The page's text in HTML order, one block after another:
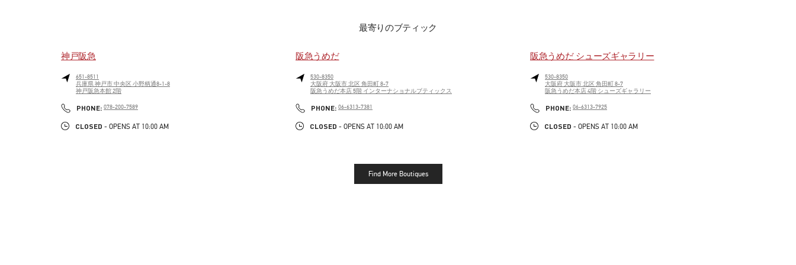
最寄りのブティック
神戸阪急
651-8511
兵庫県神戸市中央区 小野柄通8-1-8
神戸阪急本館 2階
PHONE: PHONE
078-200-7589
CLOSED - OPENS AT 10:00 AM
阪急うめだ
530-8350
大阪府 大阪市北区 角田町 8-7
阪急うめだ本店 5階 インターナショナルブティックス
PHONE: PHONE
06-6313-7381
CLOSED - OPENS AT 10:00 AM
阪急うめだ シューズギャラリー
530-8350
大阪府 大阪市北区 角田町 8-7
阪急うめだ本店 4階 シューズギャラリー
PHONE: PHONE
06-6313-7925
CLOSED - OPENS AT 10:00 AM
Find More Boutiques